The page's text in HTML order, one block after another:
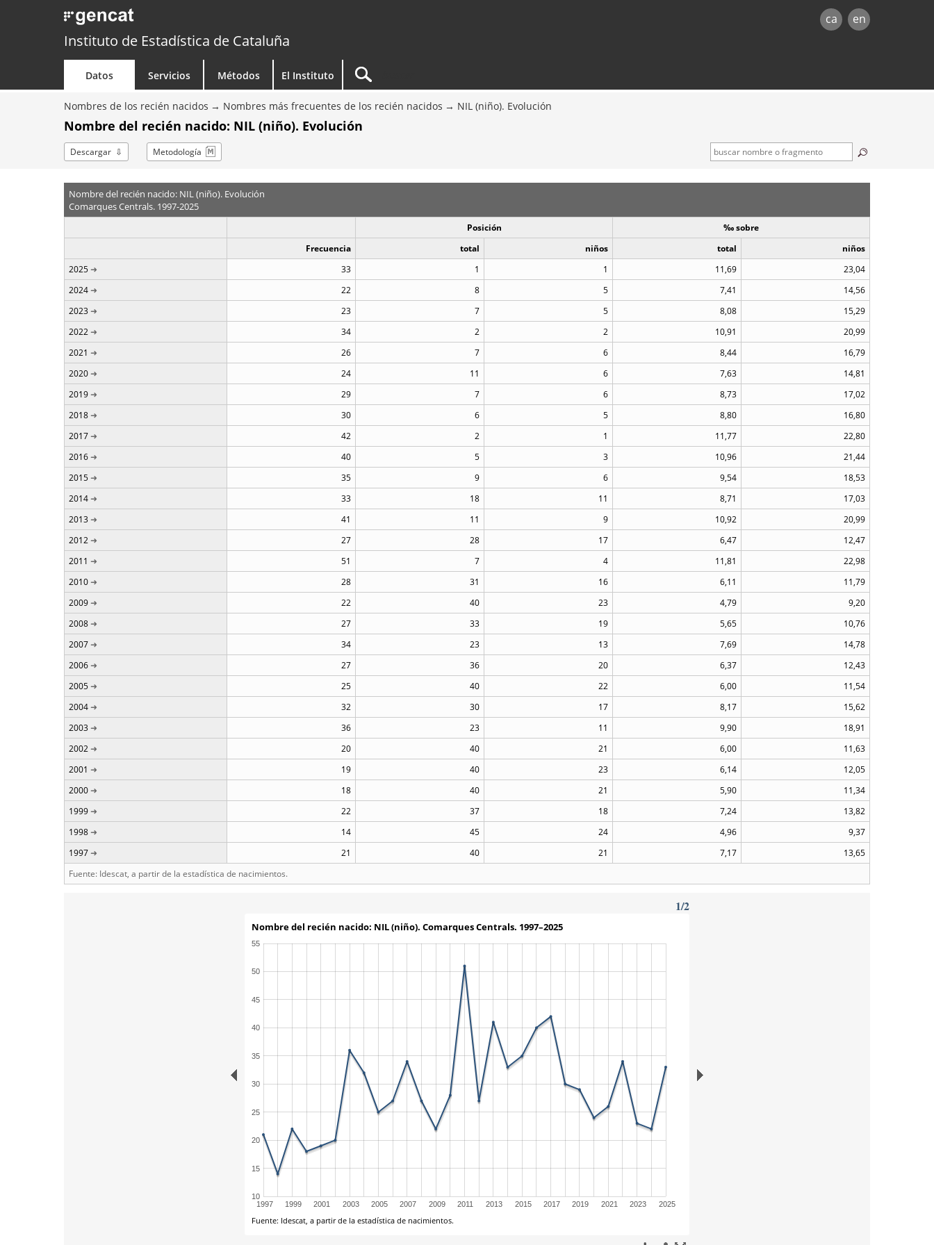
ca en
Instituto de Estadística de Cataluña
Datos Servicios Métodos El Instituto
Nombres de los recién nacidos Nombres más frecuentes de los recién nacidos NIL (niño). Evolución
Nombre del recién nacido: NIL (niño). Evolución
Descargar Metodología
Nombre del recién nacido: NIL (niño). Evolución
Comarques Centrals. 1997-2025
Posición
‰ sobre
Frecuencia
total niños total
niños
2025
33 1 1 11,69
23,04
2024
22 8 5 7,41
14,56
2023
23 7 5 8,08
15,29
2022
34 2 2 10,91
20,99
2021
26 7 6 8,44
16,79
2020
24 11 6 7,63
14,81
2019
29 7 6 8,73
17,02
2018
30 6 5 8,80
16,80
2017
42 2 1 11,77
22,80
2016
40 5 3 10,96
21,44
2015
35 9 6 9,54
18,53
2014
33 18 11 8,71
17,03
2013
41 11 9 10,92
20,99
2012
27 28 17 6,47
12,47
2011
51 7 4 11,81
22,98
2010
28 31 16 6,11
11,79
2009
22 40 23 4,79
9,20
2008
27 33 19 5,65
10,76
2007
34 23 13 7,69
14,78
2006
27 36 20 6,37
12,43
2005
25 40 22 6,00
11,54
2004
32 30 17 8,17
15,62
2003
36 23 11 9,90
18,91
2002
20 40 21 6,00
11,63
2001
19 40 23 6,14
12,05
2000
18 40 21 5,90
11,34
1999
22 37 18 7,24
13,82
1998
14 45 24 4,96
9,37
1997
21 40 21 7,17
13,65
Fuente: Idescat, a partir de la estadística de nacimientos.